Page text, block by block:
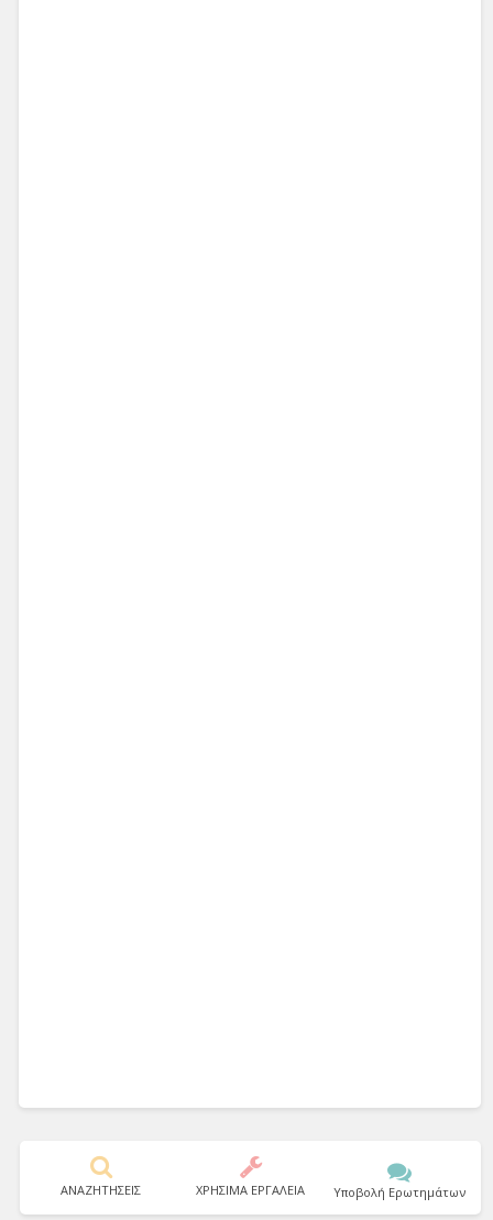
ΑΝΑΖΗΤΗΣΕΙΣ ΧΡΗΣΙΜΑ ΕΡΓΑΛΕΙΑ Υποβολή Ερωτημάτων